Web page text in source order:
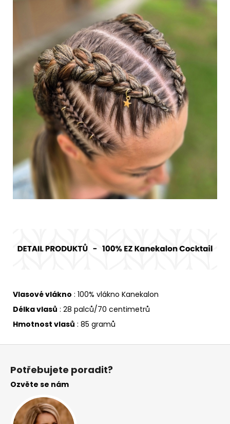
Vlasové vlákno : 100% vlákno Kanekalon
Délka vlasů : 28 palců/70 centimetrů
Hmotnost vlasů : 85 gramů
Potřebujete poradit?
Ozvěte se nám